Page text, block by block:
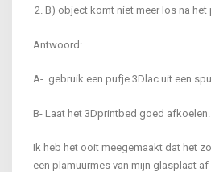
B) object komt niet meer los na het
Antwoord:
A- gebruik een pufje 3Dlac uit een
B- Laat het 3Dprintbed goed
Ik heb het ooit meegemaakt dat het
een plamuurmes van mijn glasplaat